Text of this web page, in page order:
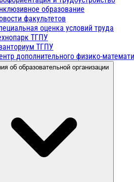
образование
факультетов
оценка условий труда
ТГПУ
ТГПУ
дополнительного физико-
об образовательной организации